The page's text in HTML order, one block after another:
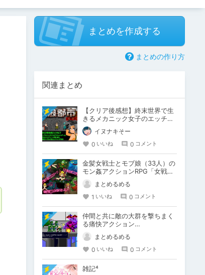
まとめを作成する
まとめの作り方
関連まとめ
【クリア後感想】終末世界で生
きるメカニック女子のエッチな
日常を楽しめる良ゲー！【放浪
都市】イヌナキそー
0 いいね 0 コメント
金髪女戦士とモブ娘（33人）の
モン姦アクションRPG「女戦士
マンカースの冒険 トロルと繋が
れし姫君」
まとめるめる
1 いいね 0 コメント
仲間と共に敵の大群を撃ちまく
る痛快アクション
「BARRAGE!」
まとめるめる
0 いいね 0 コメント
雑記⁴